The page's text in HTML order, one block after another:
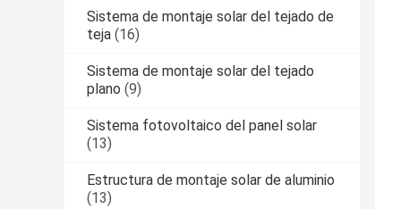
Sistema de montaje solar del tejado de
teja (16)
Sistema de montaje solar del tejado
plano (9)
Sistema fotovoltaico del panel solar
(13)
Estructura de montaje solar de aluminio
(13)